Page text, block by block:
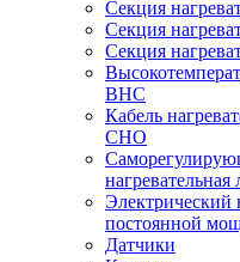
Секция
Секция
Секция
ВНС
Кабель
СНО
нагревательная
Электрический
постоянной
Датчики